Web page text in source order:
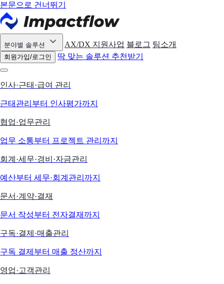
본문으로 건너뛰기
분야별 솔루션 AX/DX 지원사업 블로그 팀소개
회원가입/로그인 딱 맞는 솔루션 추천받기
인사·근태·급여 관리
근태관리부터 인사평가까지
협업·업무관리
업무 소통부터 프로젝트 관리까지
회계·세무·경비·자금관리
예산부터 세무·회계관리까지
문서·계약·결재
문서 작성부터 전자결재까지
구독·결제·매출관리
구독 결제부터 매출 정산까지
영업·고객관리